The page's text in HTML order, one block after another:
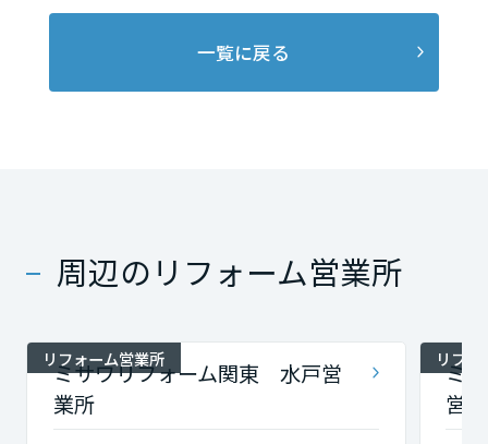
一覧に戻る
周辺のリフォーム営業所
リフォーム営業所
ミサワリフォーム関東 水戸営
業所
リフ
ミ
営